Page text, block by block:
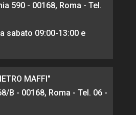
590 - 00168, Roma - Tel.
sabato 09:00-13:00 e
MAFFI"
B - 00168, Roma - Tel. 06 -